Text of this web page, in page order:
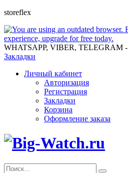
storeflex
WHATSAPP, VIBER, TELEGRAM -
Закладки
Личный кабинет
Авторизация
Регистрация
Закладки
Корзина
Оформление заказа